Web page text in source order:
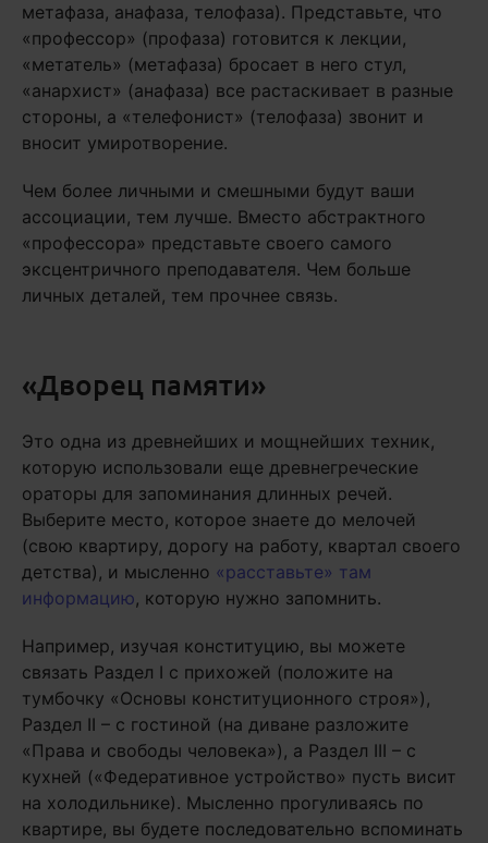
метафаза, анафаза, телофаза). Представьте, что
«профессор» (профаза) готовится к лекции,
«метатель» (метафаза) бросает в него стул,
«анархист» (анафаза) все растаскивает в разные
стороны, а «телефонист» (телофаза) звонит и
вносит умиротворение.
Чем более личными и смешными будут ваши
ассоциации, тем лучше. Вместо абстрактного
«профессора» представьте своего самого
эксцентричного преподавателя. Чем больше
личных деталей, тем прочнее связь.
«Дворец памяти»
Это одна из древнейших и мощнейших техник,
которую использовали еще древнегреческие
ораторы для запоминания длинных речей.
Выберите место, которое знаете до мелочей
(свою квартиру, дорогу на работу, квартал своего
детства), и мысленно «расставьте» там
информацию, которую нужно запомнить.
Например, изучая конституцию, вы можете
связать Раздел I с прихожей (положите на
тумбочку «Основы конституционного строя»),
Раздел II – с гостиной (на диване разложите
«Права и свободы человека»), а Раздел III – с
кухней («Федеративное устройство» пусть висит
на холодильнике). Мысленно прогуливаясь по
квартире, вы будете последовательно вспоминать